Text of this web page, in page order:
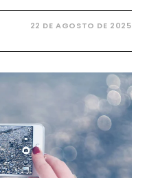
22 DE AGOSTO DE 2025